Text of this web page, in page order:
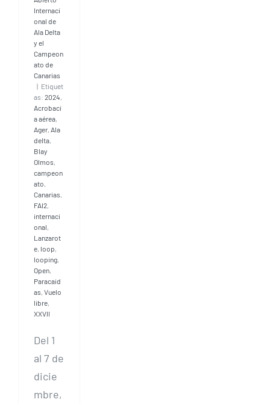
Internaci
onal de
Ala Delta
y el
Campeon
ato de
Canarias
| Etiquet
as: 2024,
Acrobaci
a aérea,
Ager, Ala
delta,
Blay
Olmos,
campeon
ato,
Canarias,
FAI2,
internaci
onal,
Lanzarot
e, loop,
looping,
Open,
Paracaid
as, Vuelo
libre,
XXVII
Del 1
al 7 de
dicie
mbre,